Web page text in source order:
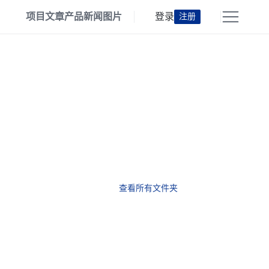
项目文章产品新闻 图片 登录 注册
查看所有文件夹